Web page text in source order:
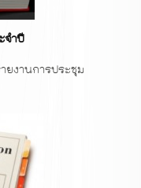
จำปี
ยงานการประชุม